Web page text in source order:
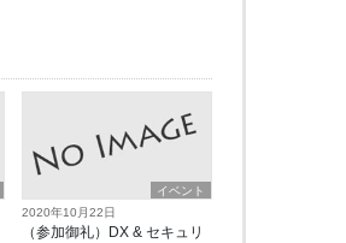
イベント
2020年10月22日
（参加御礼）DX & セキュリ